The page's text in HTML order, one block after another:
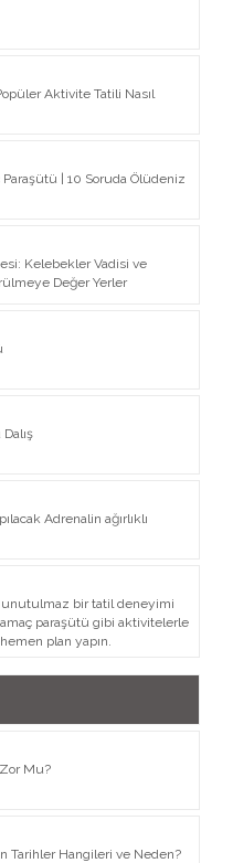
Aktivite Tatili Nasıl
| 10 Soruda Ölüdeniz
Kelebekler Vadisi ve
Değer Yerler
Adrenalin ağırlıklı
unutulmaz bir tatil deneyimi
paraşütü gibi aktivitelerle
plan yapın.
Mu?
Tarihler Hangileri ve Neden?